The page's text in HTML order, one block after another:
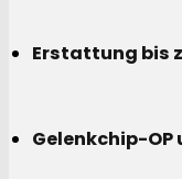
Erstattung bis
Gelenkchip-OP